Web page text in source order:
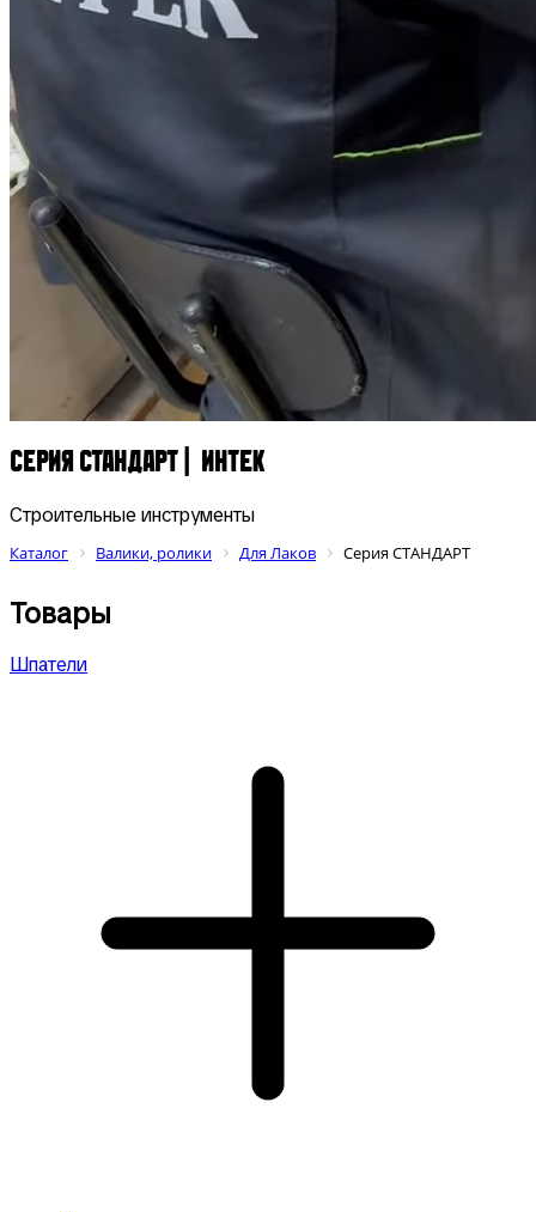
Серия СТАНДАРТ | ИНТЕК
Строительные инструменты
Каталог
Валики, ролики Для Лаков Серия СТАНДАРТ
Товары
Шпатели